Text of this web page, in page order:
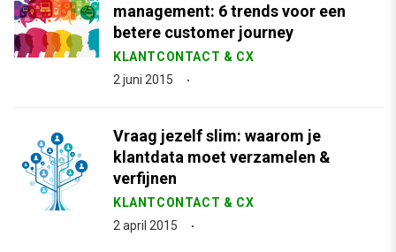
management: 6 trends voor een
betere customer journey
KLANTCONTACT & CX
2 juni 2015
Vraag jezelf slim: waarom je
klantdata moet verzamelen &
verfijnen
KLANTCONTACT & CX
2 april 2015